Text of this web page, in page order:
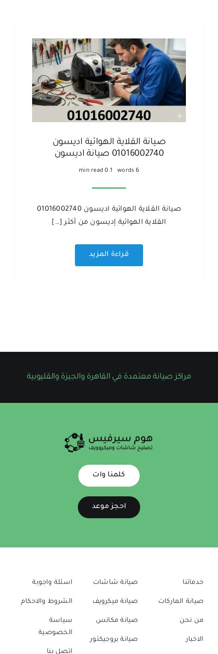
صيانة القلاية الهوائية اديسون
01016002740 صيانة اديسون
6 words
0.1 min read
صيانة القلاية الهوائية اديسون 01016002740
القلاية الهوائية إديسون من أكثر […]
قراءة المزيد
مراكز صيانة معتمدة في القاهرة والجيزة والقليوبية
كلمنا وات
احجز موعد
خدماتنا
صيانة الماركات
من نحن
الاخبار
صيانة شاشات
صيانة ميكرويف
صيانة مكانس
صيانة بروجيكتور
اسئلة واجوبة
الشروط والاحكام
سياسة
الخصوصية
اتصل بنا